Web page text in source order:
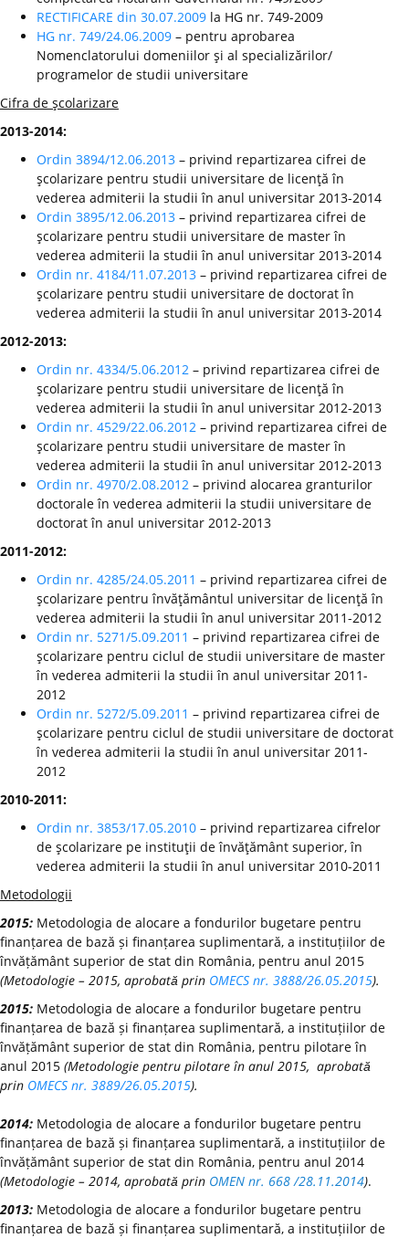
RECTIFICARE din 30.07.2009 la HG nr. 749-2009
HG nr. 749/24.06.2009 – pentru aprobarea
Nomenclatorului domeniilor şi al specializărilor/
programelor de studii universitare
Cifra de şcolarizare
2013-2014:
Ordin 3894/12.06.2013 – privind repartizarea cifrei de
şcolarizare pentru studii universitare de licenţă în
vederea admiterii la studii în anul universitar 2013-2014
Ordin 3895/12.06.2013 – privind repartizarea cifrei de
şcolarizare pentru studii universitare de master în
vederea admiterii la studii în anul universitar 2013-2014
Ordin nr. 4184/11.07.2013 – privind repartizarea cifrei de
şcolarizare pentru studii universitare de doctorat în
vederea admiterii la studii în anul universitar 2013-2014
2012-2013:
Ordin nr. 4334/5.06.2012 – privind repartizarea cifrei de
şcolarizare pentru studii universitare de licenţă în
vederea admiterii la studii în anul universitar 2012-2013
Ordin nr. 4529/22.06.2012 – privind repartizarea cifrei de
şcolarizare pentru studii universitare de master în
vederea admiterii la studii în anul universitar 2012-2013
Ordin nr. 4970/2.08.2012 – privind alocarea granturilor
doctorale în vederea admiterii la studii universitare de
doctorat în anul universitar 2012-2013
2011-2012:
Ordin nr. 4285/24.05.2011 – privind repartizarea cifrei de
şcolarizare pentru învăţământul universitar de licenţă în
vederea admiterii la studii în anul universitar 2011-2012
Ordin nr. 5271/5.09.2011 – privind repartizarea cifrei de
şcolarizare pentru ciclul de studii universitare de master
în vederea admiterii la studii în anul universitar 2011-
2012
Ordin nr. 5272/5.09.2011 – privind repartizarea cifrei de
şcolarizare pentru ciclul de studii universitare de doctorat
în vederea admiterii la studii în anul universitar 2011-
2012
2010-2011:
Ordin nr. 3853/17.05.2010 – privind repartizarea cifrelor
de şcolarizare pe instituţii de învăţământ superior, în
vederea admiterii la studii în anul universitar 2010-2011
Metodologii
2015: Metodologia de alocare a fondurilor bugetare pentru
finanțarea de bază și finanțarea suplimentară, a instituțiilor de
învățământ superior de stat din România, pentru anul 2015
(Metodologie – 2015, aprobată prin OMECS nr. 3888/26.05.2015).
2015: Metodologia de alocare a fondurilor bugetare pentru
finanțarea de bază și finanțarea suplimentară, a instituțiilor de
învățământ superior de stat din România, pentru pilotare în
anul 2015 (Metodologie pentru pilotare în anul 2015, aprobată
prin OMECS nr. 3889/26.05.2015).
2014: Metodologia de alocare a fondurilor bugetare pentru
finanțarea de bază și finanțarea suplimentară, a instituțiilor de
învățământ superior de stat din România, pentru anul 2014
(Metodologie – 2014, aprobată prin OMEN nr. 668 /28.11.2014).
2013: Metodologia de alocare a fondurilor bugetare pentru
finanțarea de bază și finanțarea suplimentară, a instituțiilor de